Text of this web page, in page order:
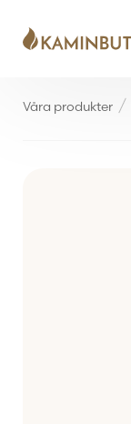
Våra produkter